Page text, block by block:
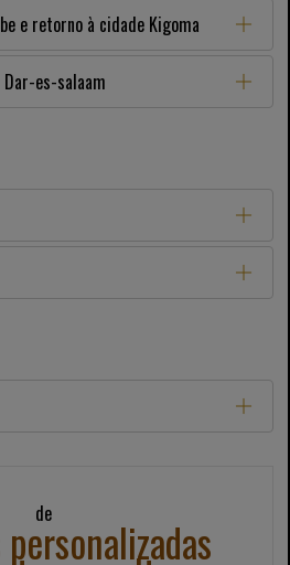
e retorno à cidade Kigoma
es-salaam
de